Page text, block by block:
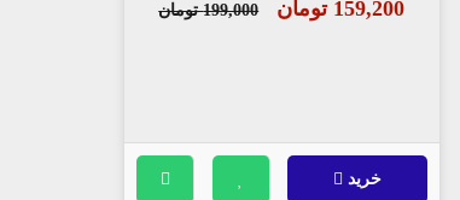
159,200 تومان 199,000 تومان
خرید